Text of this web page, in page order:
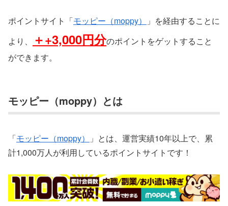
ポイントサイト「モッピー（moppy）
」を経由することに
より、
＋+3,000円分のポイントをゲットすること
ができます。
モッピー（moppy）とは
「モッピー（moppy）
」とは、運営実績10年以上で、累
計1,000万人が利用しているポイントサイトです！